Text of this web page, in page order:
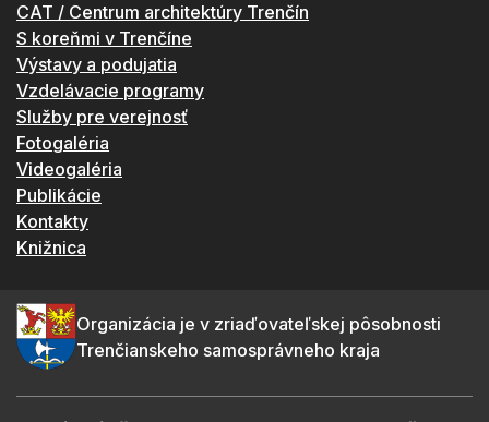
CAT / Centrum architektúry Trenčín
S koreňmi v Trenčíne
Výstavy a podujatia
Vzdelávacie programy
Služby pre verejnosť
Fotogaléria
Videogaléria
Publikácie
Kontakty
Knižnica
Organizácia je v zriaďovateľskej pôsobnosti
Trenčianskeho samosprávneho kraja